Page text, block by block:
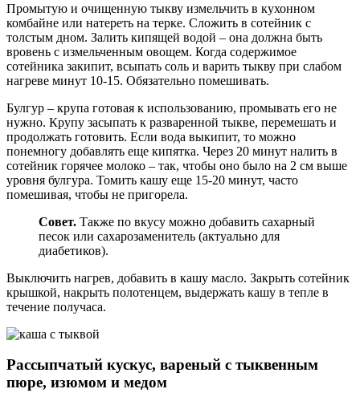
Промытую и очищенную тыкву измельчить в кухонном
комбайне или натереть на терке. Сложить в сотейник с
толстым дном. Залить кипящей водой – она должна быть
вровень с измельченным овощем. Когда содержимое
сотейника закипит, всыпать соль и варить тыкву при слабом
нагреве минут 10-15. Обязательно помешивать.
Булгур – крупа готовая к использованию, промывать его не
нужно. Крупу засыпать к разваренной тыкве, перемешать и
продолжать готовить. Если вода выкипит, то можно
понемногу добавлять еще кипятка. Через 20 минут налить в
сотейник горячее молоко – так, чтобы оно было на 2 см выше
уровня булгура. Томить кашу еще 15-20 минут, часто
помешивая, чтобы не пригорела.
Совет. Также по вкусу можно добавить сахарный
песок или сахарозаменитель (актуально для
диабетиков).
Выключить нагрев, добавить в кашу масло. Закрыть сотейник
крышкой, накрыть полотенцем, выдержать кашу в тепле в
течение получаса.
Рассыпчатый кускус, вареный с тыквенным
пюре, изюмом и медом